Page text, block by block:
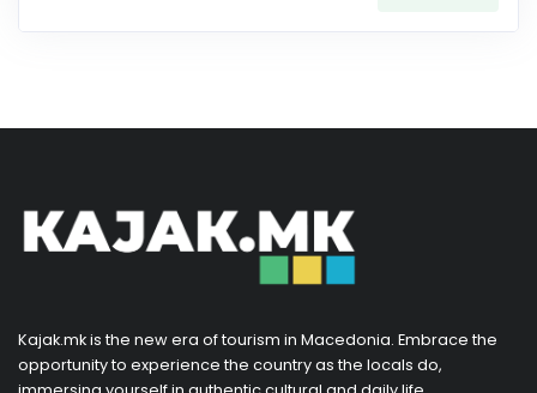
Kajak.mk is the new era of tourism in Macedonia. Embrace the
opportunity to experience the country as the locals do,